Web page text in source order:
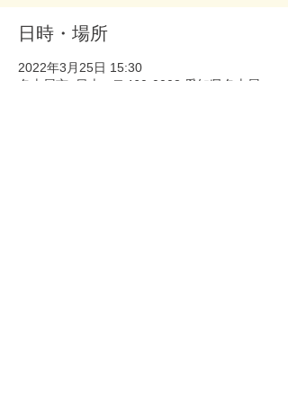
日時・場所
2022年3月25日 15:30
名古屋市, 日本、〒460-0008 愛知県名古屋